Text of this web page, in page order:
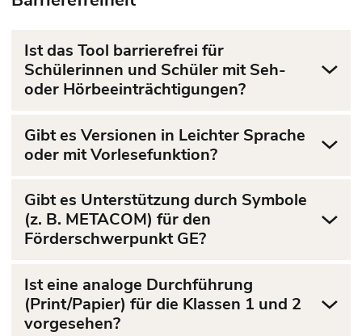
Ist das Tool barrierefrei für
Schülerinnen und Schüler mit Seh-
oder Hörbeeinträchtigungen?
Gibt es Versionen in Leichter Sprache
oder mit Vorlesefunktion?
Gibt es Unterstützung durch Symbole
(z. B. METACOM) für den
Förderschwerpunkt GE?
Ist eine analoge Durchführung
(Print/Papier) für die Klassen 1 und 2
vorgesehen?